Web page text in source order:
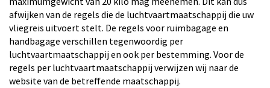
afwijken van de regels die de luchtvaartmaatschappij die uw
vliegreis uitvoert stelt. De regels voor ruimbagage en
handbagage verschillen tegenwoordig per
luchtvaartmaatschappij en ook per bestemming. Voor de
regels per luchtvaartmaatschappij verwijzen wij naar de
website van de betreffende maatschappij.